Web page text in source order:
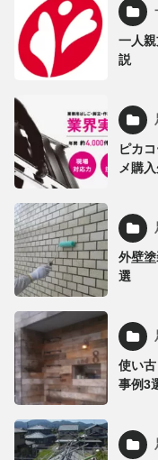
一人
説
ピカ
メ購
外壁
選
使い
事例3